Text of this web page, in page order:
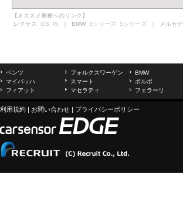
【オススメ車種へのリンク】
レクサス GS IS ｜ BMW 3シリーズ 5シリーズ ｜ メルセ
ベンツ フォルクスワーゲン BMW
マイバッハ
スマート ボルボ
フィアット
マセラティ フェラーリ
利用規約 | お問い合わせ | プライバシーポリシー